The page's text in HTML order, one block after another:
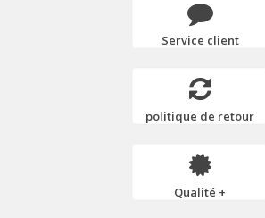
Service client
politique de retour
Qualité +